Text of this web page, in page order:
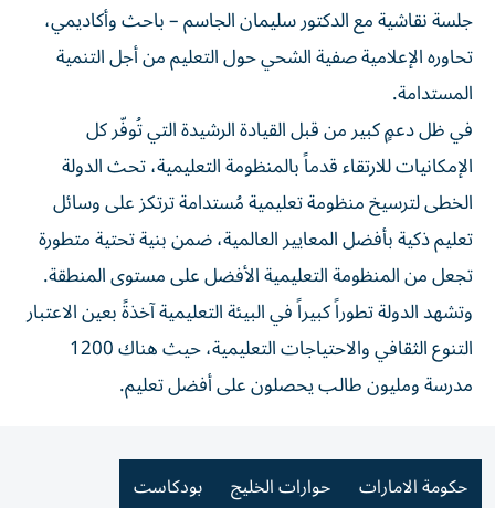
جلسة نقاشية مع الدكتور سليمان الجاسم – باحث وأكاديمي،
تحاوره الإعلامية صفية الشحي حول التعليم من أجل التنمية
المستدامة.
في ظل دعمٍ كبير من قبل القيادة الرشيدة التي تُوفّر كل
الإمكانيات للارتقاء قدماً بالمنظومة التعليمية، تحث الدولة
الخطى لترسيخ منظومة تعليمية مُستدامة ترتكز على وسائل
تعليم ذكية بأفضل المعايير العالمية، ضمن بنية تحتية متطورة
تجعل من المنظومة التعليمية الأفضل على مستوى المنطقة.
وتشهد الدولة تطوراً كبيراً في البيئة التعليمية آخذةً بعين الاعتبار
التنوع الثقافي والاحتياجات التعليمية، حيث هناك 1200
مدرسة ومليون طالب يحصلون على أفضل تعليم.
حكومة الامارات حوارات الخليج بودكاست